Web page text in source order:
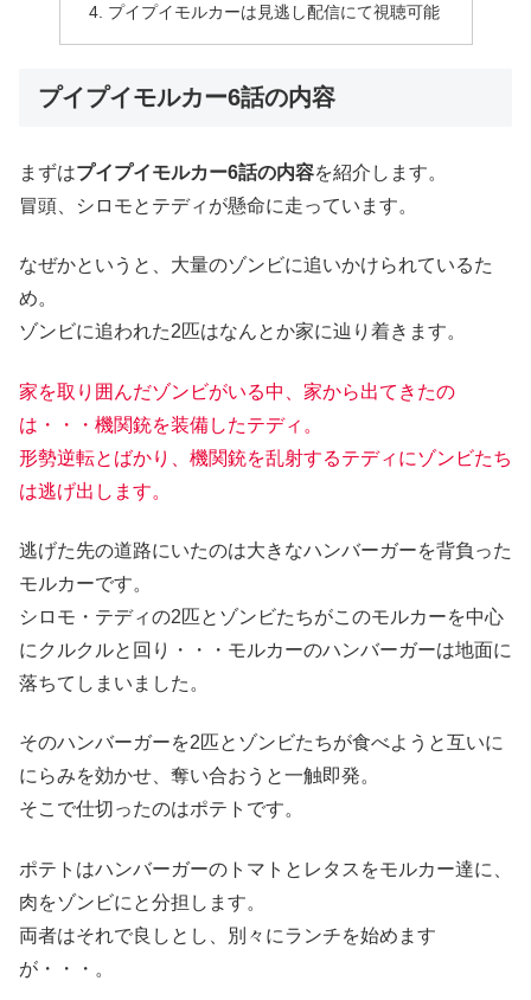
プイプイモルカーは見逃し配信にて視聴可能
プイプイモルカー6話の内容
まずはプイプイモルカー6話の内容を紹介します。
冒頭、シロモとテディが懸命に走っています。
なぜかというと、大量のゾンビに追いかけられているた
め。
ゾンビに追われた2匹はなんとか家に辿り着きます。
家を取り囲んだゾンビがいる中、家から出てきたの
は・・・機関銃を装備したテディ。
形勢逆転とばかり、機関銃を乱射するテディにゾンビたち
は逃げ出します。
逃げた先の道路にいたのは大きなハンバーガーを背負った
モルカーです。
シロモ・テディの2匹とゾンビたちがこのモルカーを中心
にクルクルと回り・・・モルカーのハンバーガーは地面に
落ちてしまいました。
そのハンバーガーを2匹とゾンビたちが食べようと互いに
にらみを効かせ、奪い合おうと一触即発。
そこで仕切ったのはポテトです。
ポテトはハンバーガーのトマトとレタスをモルカー達に、
肉をゾンビにと分担します。
両者はそれで良しとし、別々にランチを始めます
が・・・。